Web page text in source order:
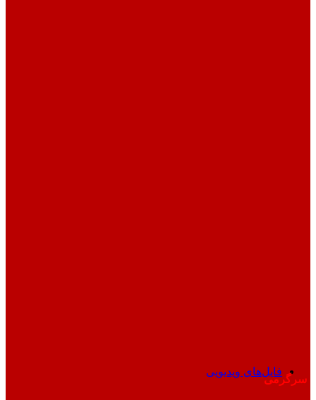
فایل‌های ویدیویی
سرگرمی